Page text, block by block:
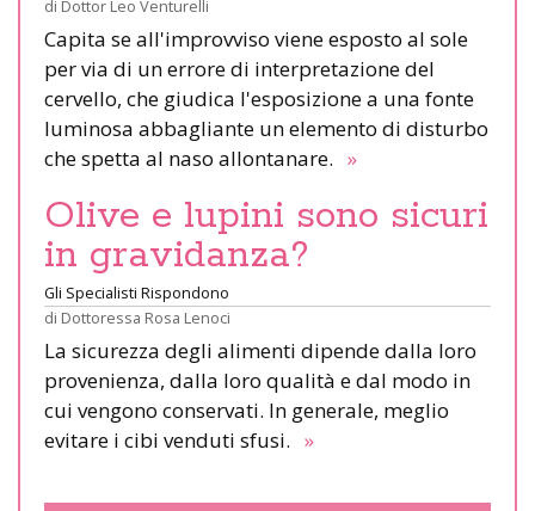
di Dottor Leo Venturelli
Capita se all'improvviso viene esposto al sole
per via di un errore di interpretazione del
cervello, che giudica l'esposizione a una fonte
luminosa abbagliante un elemento di disturbo
che spetta al naso allontanare. »
Olive e lupini sono sicuri
in gravidanza?
Gli Specialisti Rispondono
di Dottoressa Rosa Lenoci
La sicurezza degli alimenti dipende dalla loro
provenienza, dalla loro qualità e dal modo in
cui vengono conservati. In generale, meglio
evitare i cibi venduti sfusi. »